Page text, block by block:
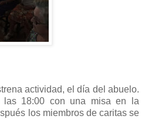
actividad, el día del abuelo.
las 18:00 con una misa en la
los miembros de caritas se